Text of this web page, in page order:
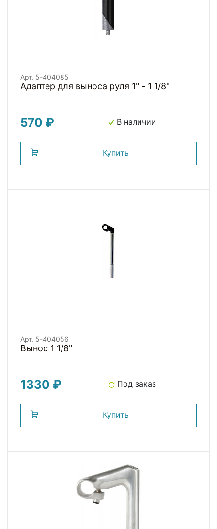
Арт. 5-404085
Адаптер для выноса руля 1" - 1 1/8"
570 ₽ В наличии
Купить
Арт. 5-404056
Вынос 1 1/8"
1330 ₽ Под заказ
Купить